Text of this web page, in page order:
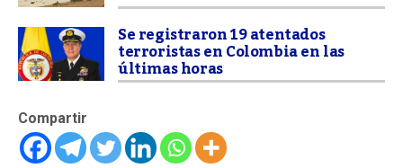
Se registraron 19 atentados
terroristas en Colombia en las
últimas horas
Compartir